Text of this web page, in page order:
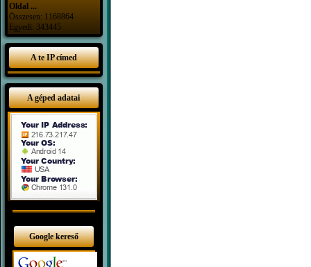
Oldal ...
Összesen: 1168864
Egyedi: 343445
A te IP címed
A géped adatai
Google kereső